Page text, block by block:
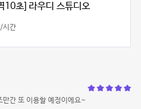
10초] 라우디 스튜디오
시간
간 또 이용할 예정이에요~